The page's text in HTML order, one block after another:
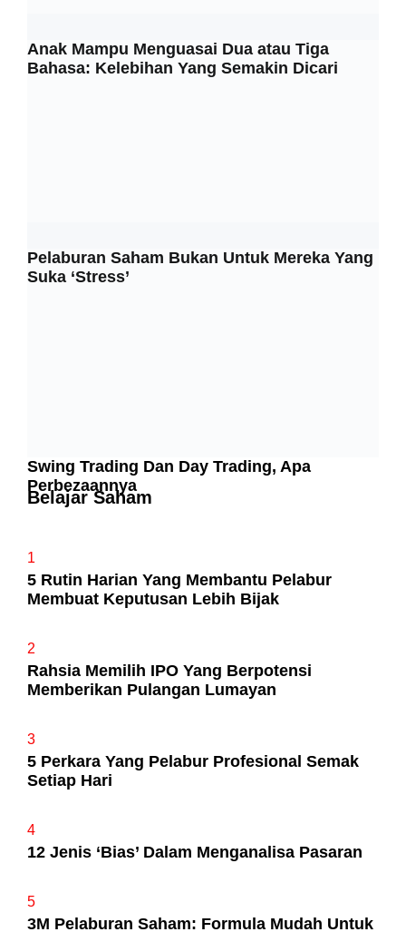
Anak Mampu Menguasai Dua atau Tiga
Bahasa: Kelebihan Yang Semakin Dicari
Pelaburan Saham Bukan Untuk Mereka Yang
Suka ‘Stress’
Swing Trading Dan Day Trading, Apa
Perbezaannya
Belajar Saham
1
5 Rutin Harian Yang Membantu Pelabur
Membuat Keputusan Lebih Bijak
2
Rahsia Memilih IPO Yang Berpotensi
Memberikan Pulangan Lumayan
3
5 Perkara Yang Pelabur Profesional Semak
Setiap Hari
4
12 Jenis ‘Bias’ Dalam Menganalisa Pasaran
5
3M Pelaburan Saham: Formula Mudah Untuk